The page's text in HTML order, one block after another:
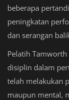
beberapa
peningkatan
dan serangan
Pelatih
disiplin dalam
telah melakukan
maupun mental,